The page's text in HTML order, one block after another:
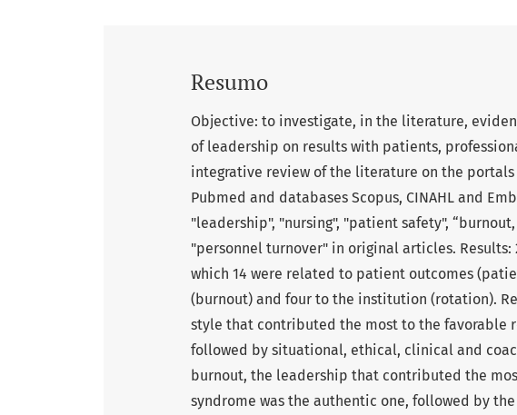
Resumo
Objective: to investigate, in the literature,
of leadership on results with patients,
integrative review of the literature on the portals
Pubmed and databases Scopus, CINAHL and
"leadership", "nursing", "patient safety",
"personnel turnover" in original articles.
which 14 were related to patient outcomes
(burnout) and four to the institution (rotation).
style that contributed the most to the favorable
followed by situational, ethical, clinical and
burnout, the leadership that contributed the
syndrome was the authentic one, followed by